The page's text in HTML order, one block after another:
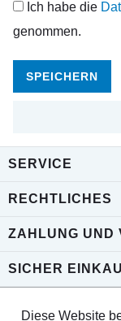
Ich habe die
genommen.
SPEICHERN
SERVICE
RECHTLICHES
ZAHLUNG UND
SICHER
Diese Website